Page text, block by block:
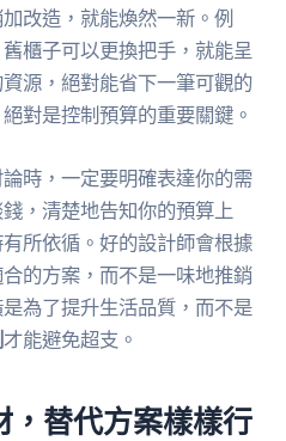
改造，就能煥然一新。例
櫃子可以更換把手，就能呈
源，絕對能省下一筆可觀的
絕對是控制預算的重要關鍵。
時，一定要明確表達你的需
，清楚地告知你的預算上
所依循。好的設計師會根據
的方案，而不是一味地推銷
為了提升生活品質，而不是
才能避免超支。
，替代方案樣樣行